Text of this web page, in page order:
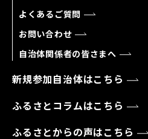
よくあるご質問
お問い合わせ
自治体関係者の皆さまへ
新規参加自治体はこちら
ふるさとコラムはこちら
ふるさとからの声はこちら